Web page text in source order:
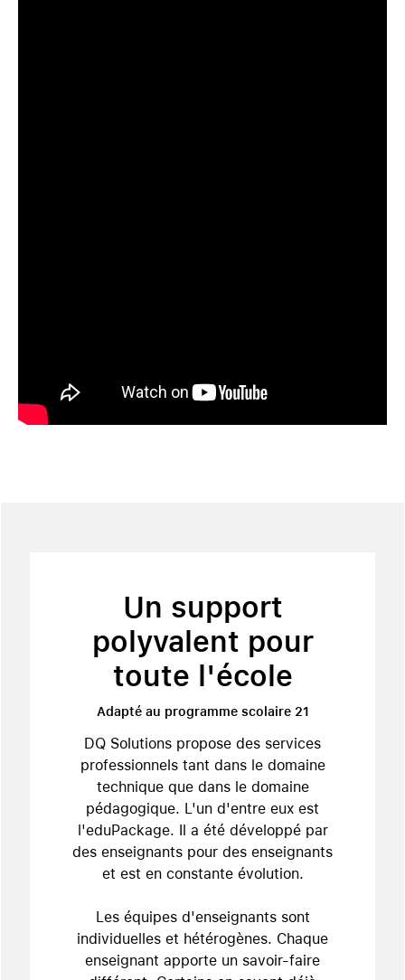
Un support
polyvalent pour
toute l'école
Adapté au programme scolaire 21
DQ Solutions propose des services
professionnels tant dans le domaine
technique que dans le domaine
pédagogique. L'un d'entre eux est
l'eduPackage. Il a été développé par
des enseignants pour des enseignants
et est en constante évolution.
Les équipes d'enseignants sont
individuelles et hétérogènes. Chaque
enseignant apporte un savoir-faire